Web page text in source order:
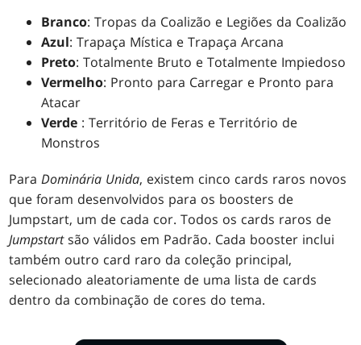
Branco: Tropas da Coalizão e Legiões da Coalizão
Azul: Trapaça Mística e Trapaça Arcana
Preto: Totalmente Bruto e Totalmente Impiedoso
Vermelho: Pronto para Carregar e Pronto para
Atacar
Verde : Território de Feras e Território de
Monstros
ParaDominária Unida, existem cinco cards raros novos
que foram desenvolvidos para os boosters de
Jumpstart, um de cada cor. Todos os cards raros de
Jumpstartsão válidos em Padrão. Cada booster inclui
também outro card raro da coleção principal,
selecionado aleatoriamente de uma lista de cards
dentro da combinação de cores do tema.